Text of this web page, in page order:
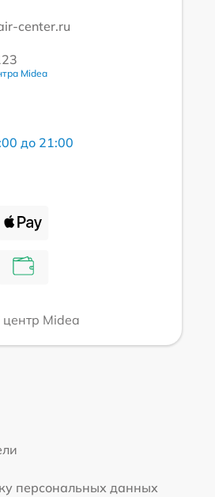
center.ru
Midea
до 21:00
Midea
персональных данных